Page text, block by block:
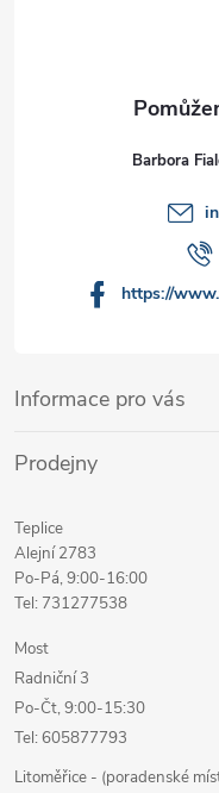
Informace pro vás
Prodejny
Teplice
Alejní 2783
Po-Pá, 9:00-16:00
Tel: 731277538
Most
Radniční 3
Po-Čt, 9:00-15:30
Tel: 605877793
Litoměřice - (poradenské
Barbora
https://